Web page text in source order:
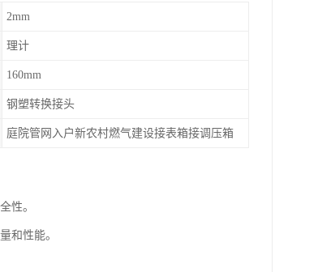
2mm
理计
160mm
钢塑转换接头
庭院管网入户新农村燃气建设接表箱接调压箱
性。
和性能。